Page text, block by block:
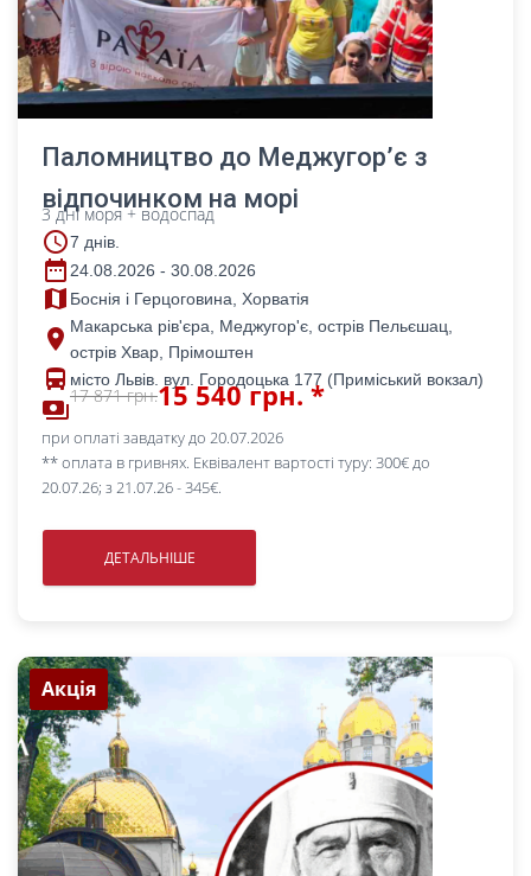
Паломництво до Меджугор’є з
відпочинком на морі
3 дні моря + водоспад
access_time7 днів.
date_range 24.08.2026 - 30.08.2026
map Боснія і Герцоговина, Хорватія
place Макарська рів'єра, Меджугор'є, острів Пельєшац,
острів Хвар, Прімоштен
directions_bus місто Львів. вул. Городоцька 177 (Приміський вокзал)
payments
17 871 грн.15 540 грн. *
при оплаті завдатку до 20.07.2026
** оплата в гривнях. Еквівалент вартості туру: 300€ до
20.07.26; з 21.07.26 - 345€.
ДЕТАЛЬНІШЕ
Акція